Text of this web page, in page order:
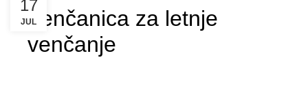
17
JULVenčanica za letnje
venčanje